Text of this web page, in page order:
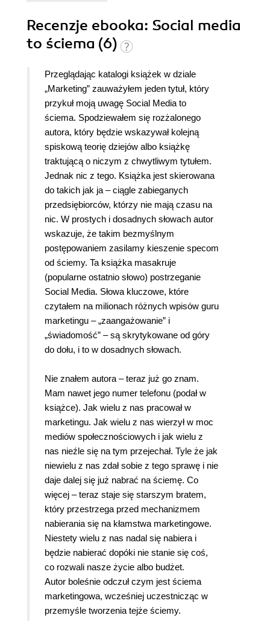
Recenzje ebooka: Social media
to ściema (6)
Przeglądając katalogi książek w dziale
„Marketing” zauważyłem jeden tytuł, który
przykuł moją uwagę Social Media to
ściema. Spodziewałem się rozżalonego
autora, który będzie wskazywał kolejną
spiskową teorię dziejów albo książkę
traktującą o niczym z chwytliwym tytułem.
Jednak nic z tego. Książka jest skierowana
do takich jak ja – ciągle zabieganych
przedsiębiorców, którzy nie mają czasu na
nic. W prostych i dosadnych słowach autor
wskazuje, że takim bezmyślnym
postępowaniem zasilamy kieszenie specom
od ściemy. Ta książka masakruje
(popularne ostatnio słowo) postrzeganie
Social Media. Słowa kluczowe, które
czytałem na milionach różnych wpisów guru
marketingu – „zaangażowanie” i
„świadomość” – są skrytykowane od góry
do dołu, i to w dosadnych słowach.
Nie znałem autora – teraz już go znam.
Mam nawet jego numer telefonu (podał w
książce). Jak wielu z nas pracował w
marketingu. Jak wielu z nas wierzył w moc
mediów społecznościowych i jak wielu z
nas nieźle się na tym przejechał. Tyle że jak
niewielu z nas zdał sobie z tego sprawę i nie
daje dalej się już nabrać na ściemę. Co
więcej – teraz staje się starszym bratem,
który przestrzega przed mechanizmem
nabierania się na kłamstwa marketingowe.
Niestety wielu z nas nadal się nabiera i
będzie nabierać dopóki nie stanie się coś,
co rozwali nasze życie albo budżet.
Autor boleśnie odczuł czym jest ściema
marketingowa, wcześniej uczestnicząc w
przemyśle tworzenia tejże ściemy.